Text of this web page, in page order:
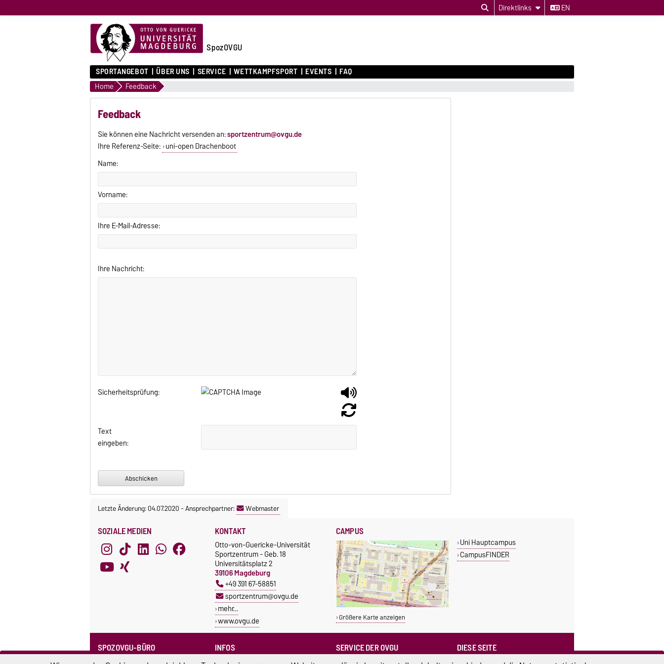
Direktlinks EN
SpozOVGU
SPORTANGEBOT ÜBER UNS SERVICE WETTKAMPFSPORT EVENTS FAQ
Home Feedback
Feedback
Sie können eine Nachricht versenden an:sportzentrum@ovgu.de
Ihre Referenz-Seite: uni-open Drachenboot
Name:
Vorname:
Ihre E-Mail-Adresse:
Ihre Nachricht:
Sicherheitsprüfung:
Text
eingeben:
Letzte Änderung: 04.07.2020-Ansprechpartner: Webmaster
SOZIALE MEDIEN KONTAKT
Otto-von-Guericke-Universität
Sportzentrum - Geb. 18
Universitätsplatz 2
39106 Magdeburg
+49 391 67-58851
sportzentrum@ovgu.de
mehr…
www.ovgu.de
CAMPUS
Größere Karte anzeigen
Uni Hauptcampus
CampusFINDER
SPOZOVGU-BÜRO INFOS SERVICE DER OVGU
Infopoint & Fundbüro
DIESE SEITE